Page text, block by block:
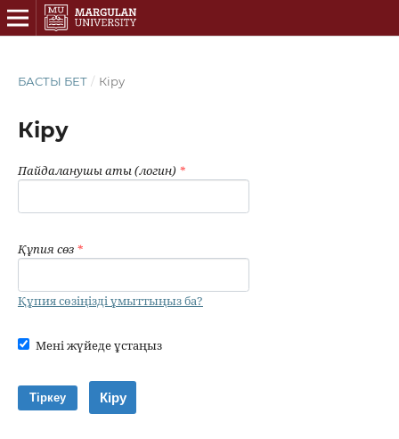
БАСТЫ БЕТ / Кіру
Кіру
Пайдаланушы аты (логин) *
Құпия сөз *
Құпия сөзіңізді ұмыттыңыз ба?
Мені жүйеде ұстаңыз
Кіру
Тіркеу